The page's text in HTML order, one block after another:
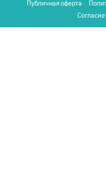
Публичная оферта